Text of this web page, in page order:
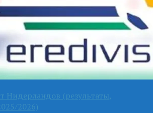
Нидерландов (результаты,
2026)